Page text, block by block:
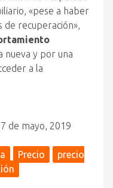
«pese a haber
de recuperación»,
nueva y por una
a la
7 de mayo, 2019
Precio
precio